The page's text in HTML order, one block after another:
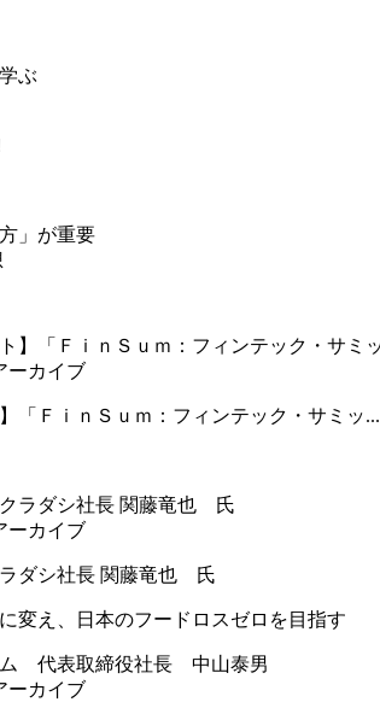
ぶ
」が重要
ーカイブ
「ＦｉｎＳｕｍ：フィンテック・サミッ...
ーカイブ
ラダシ社長 関藤竜也 氏
変え、日本のフードロスゼロを目指す
ーカイブ